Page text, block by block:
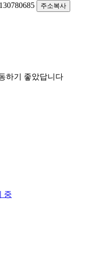
주소복사
하기 좋았답니다
중